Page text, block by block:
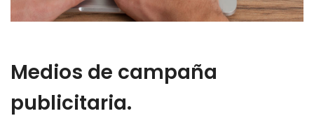
Medios de campaña
publicitaria.